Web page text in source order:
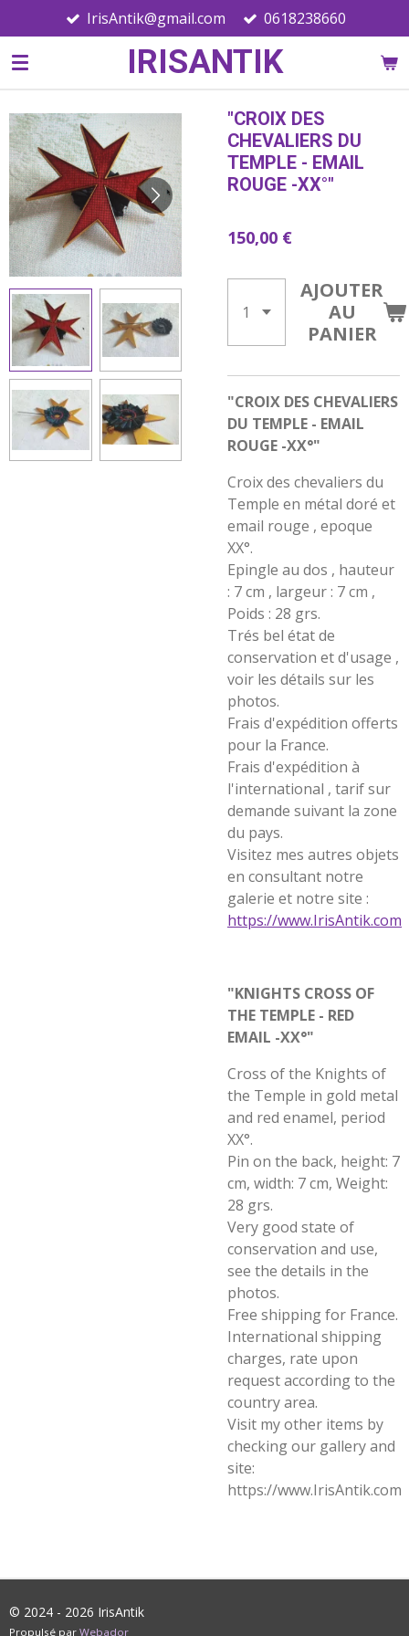
au
contenu
IRISANTIK
IrisAntik@gmail.com 0618238660
"CROIX DES
CHEVALIERS DU
TEMPLE - EMAIL
ROUGE -XX°"
150,00 €
AJOUTER
AU
PANIER
"CROIX DES CHEVALIERS
DU TEMPLE - EMAIL
ROUGE -XX°"
Croix des chevaliers du
Temple en métal doré et
email rouge , epoque
XX°.
Epingle au dos , hauteur
: 7 cm , largeur : 7 cm ,
Poids : 28 grs.
Trés bel état de
conservation et d'usage ,
voir les détails sur les
photos.
Frais d'expédition offerts
pour la France.
Frais d'expédition à
l'international , tarif sur
demande suivant la zone
du pays.
Visitez mes autres objets
en consultant notre
galerie et notre site :
https://www.IrisAntik.com
"KNIGHTS CROSS OF
THE TEMPLE - RED
EMAIL -XX°"
Cross of the Knights of
the Temple in gold metal
and red enamel, period
XX°.
Pin on the back, height: 7
cm, width: 7 cm, Weight:
28 grs.
Very good state of
conservation and use,
see the details in the
photos.
Free shipping for France.
International shipping
charges, rate upon
request according to the
country area.
Visit my other items by
checking our gallery and
site:
https://www.IrisAntik.com
© 2024 - 2026 IrisAntik
Propulsé par Webador